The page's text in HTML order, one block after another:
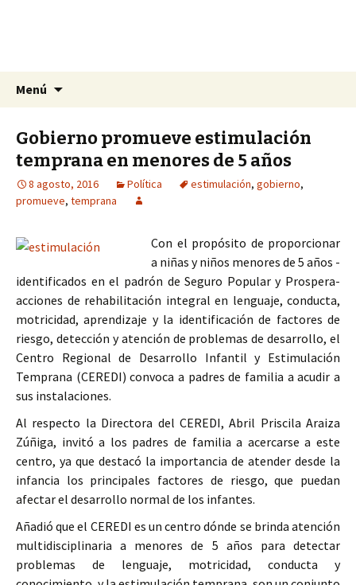
La Yunta de Tepic
La nueva opción en información
Menú
Gobierno promueve estimulación
temprana en menores de 5 años
8 agosto, 2016 Política estimulación, gobierno,
promueve, temprana
Con el propósito de proporcionar
a niñas y niños menores de 5 años -
identificados en el padrón de Seguro Popular y Prospera-
acciones de rehabilitación integral en lenguaje, conducta,
motricidad, aprendizaje y la identificación de factores de
riesgo, detección y atención de problemas de desarrollo, el
Centro Regional de Desarrollo Infantil y Estimulación
Temprana (CEREDI) convoca a padres de familia a acudir a
sus instalaciones.
Al respecto la Directora del CEREDI, Abril Priscila Araiza
Zúñiga, invitó a los padres de familia a acercarse a este
centro, ya que destacó la importancia de atender desde la
infancia los principales factores de riesgo, que puedan
afectar el desarrollo normal de los infantes.
Añadió que el CEREDI es un centro dónde se brinda atención
multidisciplinaria a menores de 5 años para detectar
problemas de lenguaje, motricidad, conducta y